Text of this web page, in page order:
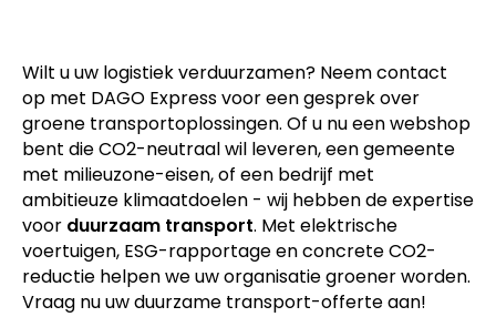
Wilt u uw logistiek verduurzamen? Neem contact
op met DAGO Express voor een gesprek over
groene transportoplossingen. Of u nu een webshop
bent die CO2-neutraal wil leveren, een gemeente
met milieuzone-eisen, of een bedrijf met
ambitieuze klimaatdoelen - wij hebben de expertise
voor duurzaam transport. Met elektrische
voertuigen, ESG-rapportage en concrete CO2-
reductie helpen we uw organisatie groener worden.
Vraag nu uw duurzame transport-offerte aan!